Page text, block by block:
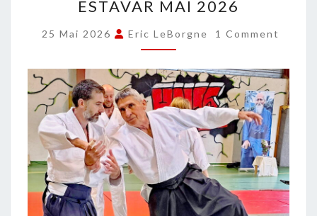
PEYRACHE
ESTAVAR
MAI
2026
ESTAVAR MAI 2026
25 Mai 2026 Eric LeBorgne COMMENTS
1 Comment